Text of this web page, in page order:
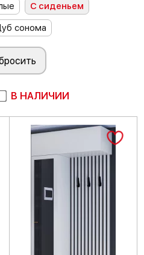
С сиденьем
сонома
В НАЛИЧИИ